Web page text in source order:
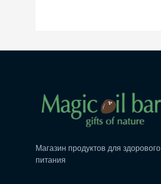
Магазин продуктов для здорового
питания